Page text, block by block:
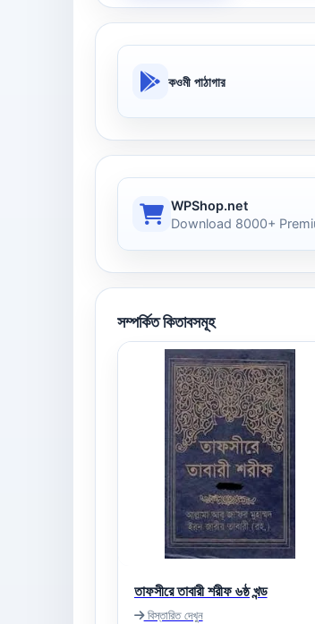
কওমী পাঠাগার
WPShop.net
Download 8000+
সম্পর্কিত কিতাবসমূহ
তাফসীরে তাবারী শরীফ ৬ষ্ঠ খন্ড
বিস্তারিত দেখুন